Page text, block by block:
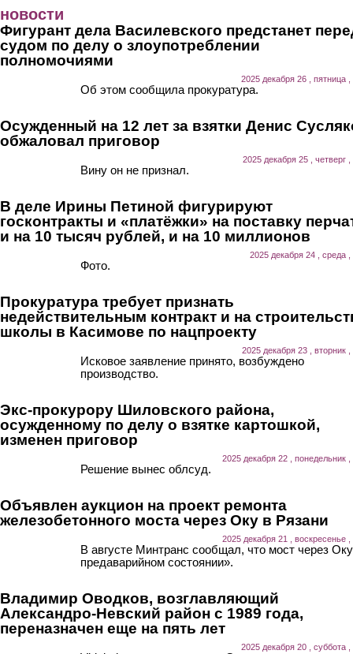
новости
Фигурант дела Василевского предстанет
судом по делу о злоупотреблении
полномочиями
2025 декабря 26 , пятница ,
Об этом сообщила прокуратура.
Осужденный на 12 лет за взятки Денис
обжаловал приговор
2025 декабря 25 , четверг ,
Вину он не признал.
В деле Ирины Петиной фигурируют
госконтракты и «платёжки» на поставку
и на 10 тысяч рублей, и на 10 миллионов
2025 декабря 24 , среда ,
Фото.
Прокуратура требует признать
недействительным контракт и на
школы в Касимове по нацпроекту
2025 декабря 23 , вторник ,
Исковое заявление принято, возбуждено
производство.
Экс-прокурору Шиловского района,
осужденному по делу о взятке картошкой,
изменен приговор
2025 декабря 22 , понедельник ,
Решение вынес облсуд.
Объявлен аукцион на проект ремонта
железобетонного моста через Оку в Рязани
2025 декабря 21 , воскресенье ,
В августе Минтранс сообщал, что мост через
предаварийном состоянии».
Владимир Оводков, возглавляющий
Александро-Невский район с 1989 года,
переназначен еще на пять лет
2025 декабря 20 , суббота ,